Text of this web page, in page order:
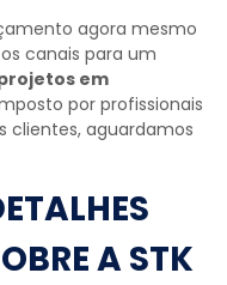
agora mesmo
canais para um
em
por profissionais
clientes, aguardamos
A STK